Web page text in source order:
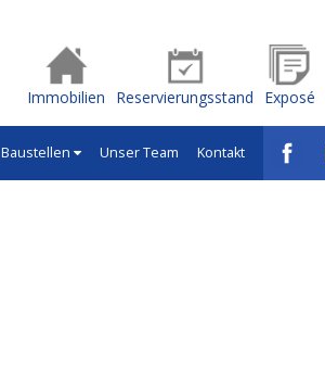
Immobilien Reservierungsstand Exposé
Baustellen Unser Team Kontakt